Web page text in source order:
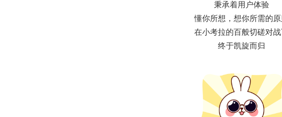
秉承着用户体验
懂你所想，想你所需的原
在小考拉的百般切磋对
终于凯旋而归